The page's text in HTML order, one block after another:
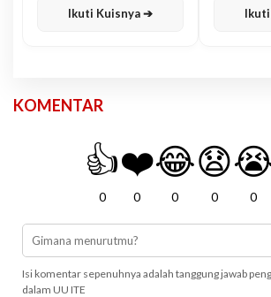
Ikuti Kuisnya ➔
KOMENTAR
👍
0
❤️
0
😂
0
😧
0 0
Isi komentar sepenuhnya adalah tanggung jawab
dalam UU ITE